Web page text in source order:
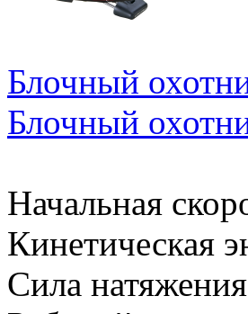
Блочный
Блочный
Начальная
Кинетическая
Сила натяжения